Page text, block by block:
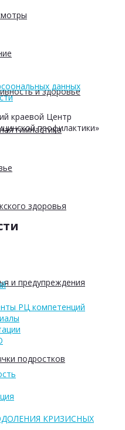
и здоровье
гимнастика
здоровья
и предупреждения
подростков
данных
краевой Центр
профилактики»
РЦ компетенций
КРИЗИСНЫХ